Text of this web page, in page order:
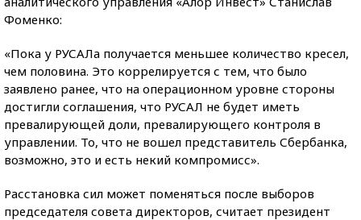
Фоменко:
«Пока у РУСАЛа получается меньшее количество кресел,
чем половина. Это коррелируется с тем, что было
заявлено ранее, что на операционном уровне стороны
достигли соглашения, что РУСАЛ не будет иметь
превалирующей доли, превалирующего контроля в
управлении. То, что не вошел представитель Сбербанка,
возможно, это и есть некий компромисс».
Расстановка сил может поменяться после выборов
председателя совета директоров, считает президент